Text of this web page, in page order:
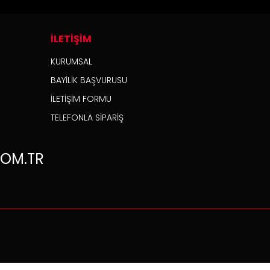
İLETİŞİM
KURUMSAL
BAYİLİK BAŞVURUSU
İLETİŞİM FORMU
TELEFONLA SİPARİŞ